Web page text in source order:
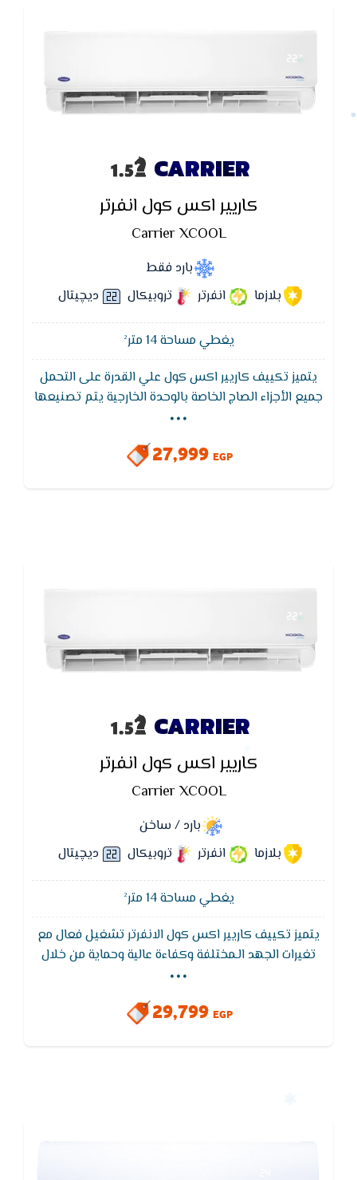
CARRIER
كاريير اكس كول انفرتر
Carrier XCOOL
بارد فقط
بلازما
انفرتر تروبيكال ديچيتال
يغطي مساحة 14 متر²
يتميز تكييف كاريير اكس كول علي القدرة على التحمل
جميع الأجزاء الصاج الخاصة بالوحدة الخارجية يتم تصنيعها
من الصاج المجلفن المعالج كيميائيا مقاومة جميع
دهانها أوتوماتيكيا بطريقة الدهان الالكتروستاتيكى
...
27,999 EGP
CARRIER
كاريير اكس كول انفرتر
Carrier XCOOL
بارد / ساخن
بلازما
انفرتر تروبيكال ديچيتال
يغطي مساحة 14 متر²
يتميز تكييف كاريير اكس كول الانفرتر تشغيل فعال مع
تغيرات الجهد الـمختلفة وكفاءة عالية وحماية من خلال
وحدة التحكم الكهربائية الرئيسية الذكية التي تعمل على
تحسين الأداء بفضل قدرتها على تحمل تغيرات الجهد من
165 فولت إلى 265 فولت
...
29,799 EGP